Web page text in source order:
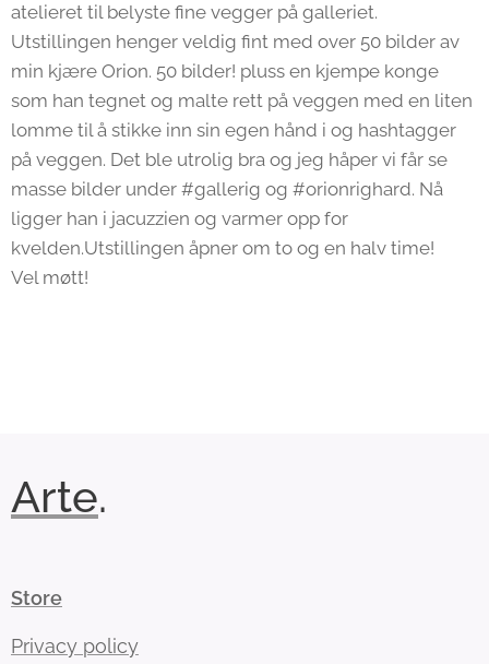
atelieret til belyste fine vegger på galleriet.
Utstillingen henger veldig fint med over 50 bilder av
min kjære Orion. 50 bilder! pluss en kjempe konge
som han tegnet og malte rett på veggen med en liten
lomme til å stikke inn sin egen hånd i og hashtagger
på veggen. Det ble utrolig bra og jeg håper vi får se
masse bilder under #gallerig og #orionrighard. Nå
ligger han i jacuzzien og varmer opp for
kvelden.Utstillingen åpner om to og en halv time!
Vel møtt!
Arte.
Store
Privacy policy